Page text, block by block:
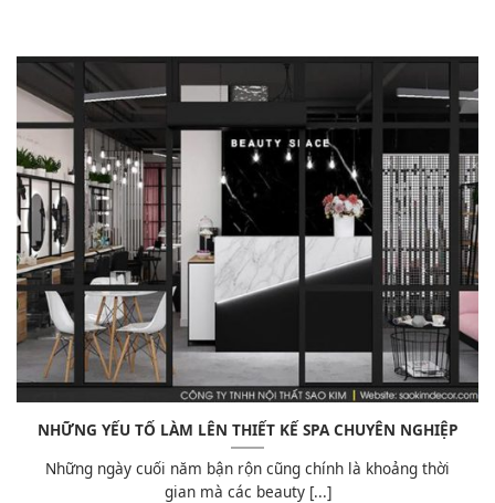
NHỮNG YẾU TỐ LÀM LÊN THIẾT KẾ SPA CHUYÊN NGHIỆP
Những ngày cuối năm bận rộn cũng chính là khoảng thời
gian mà các beauty [...]